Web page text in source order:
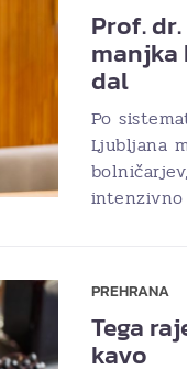
Prof.
manjka
dal
Po
Ljubljana
PREHRANA
Tega
kavo